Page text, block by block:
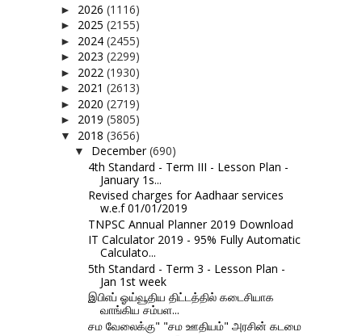
► 2026 (1116)
► 2025 (2155)
► 2024 (2455)
► 2023 (2299)
► 2022 (1930)
► 2021 (2613)
► 2020 (2719)
► 2019 (5805)
▼ 2018 (3656)
▼ December(690)
4th Standard - Term III - Lesson Plan -
January 1s...
Revised charges for Aadhaar services
w.e.f 01/01/2019
TNPSC Annual Planner 2019 Download
IT Calculator 2019 - 95% Fully Automatic
Calculato...
5th Standard - Term 3 - Lesson Plan -
Jan 1st week
இபிஎப் ஓய்வூதிய திட்டத்தில் கடைசியாக
வாங்கிய சம்பள...
சம வேலைக்கு" "சம ஊதியம்" அரசின் கடமை